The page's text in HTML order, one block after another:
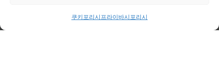
쿠키포리시 프라이바시포리시